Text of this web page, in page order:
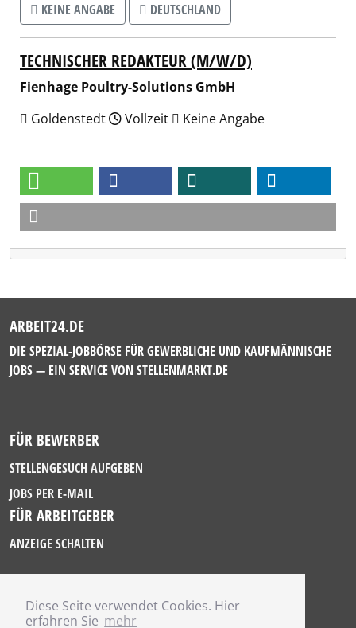
Diese Seite verwendet Cookies. Hier
erfahren Sie mehr
KEINE ANGABE
DEUTSCHLAND
TECHNISCHER REDAKTEUR (M/W/D)
Fienhage Poultry-Solutions GmbH
Goldenstedt
Vollzeit Keine Angabe
ARBEIT24.DE
DIE SPEZIAL-JOBBÖRSE FÜR GEWERBLICHE UND KAUFMÄNNISCHE
JOBS — EIN SERVICE VON STELLENMARKT.DE
FÜR BEWERBER
STELLENGESUCH AUFGEBEN
JOBS PER E-MAIL
FÜR ARBEITGEBER
ANZEIGE SCHALTEN
IMPRESSUM